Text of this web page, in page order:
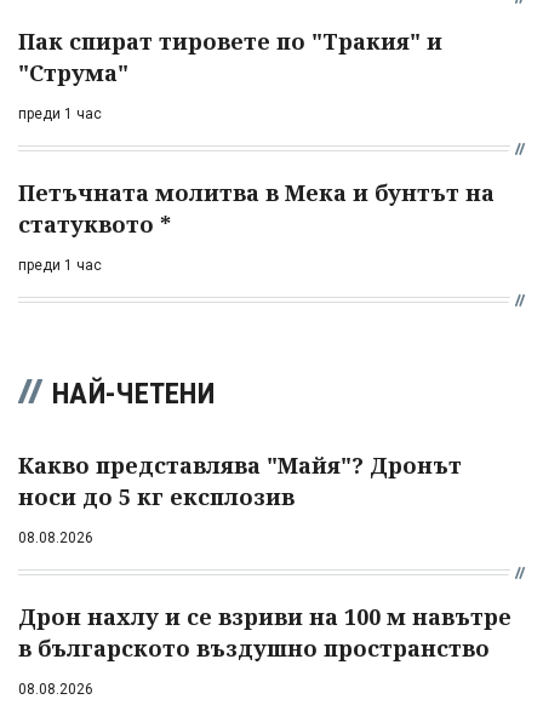
Пак спират тировете по "Тракия" и
"Струма"
преди 1 час
Петъчната молитва в Мека и бунтът на
статуквото *
преди 1 час
НАЙ-ЧЕТЕНИ
Какво представлява "Майя"? Дронът
носи до 5 кг експлозив
08.08.2026
Дрон нахлу и се взриви на 100 м навътре
в българското въздушно пространство
08.08.2026